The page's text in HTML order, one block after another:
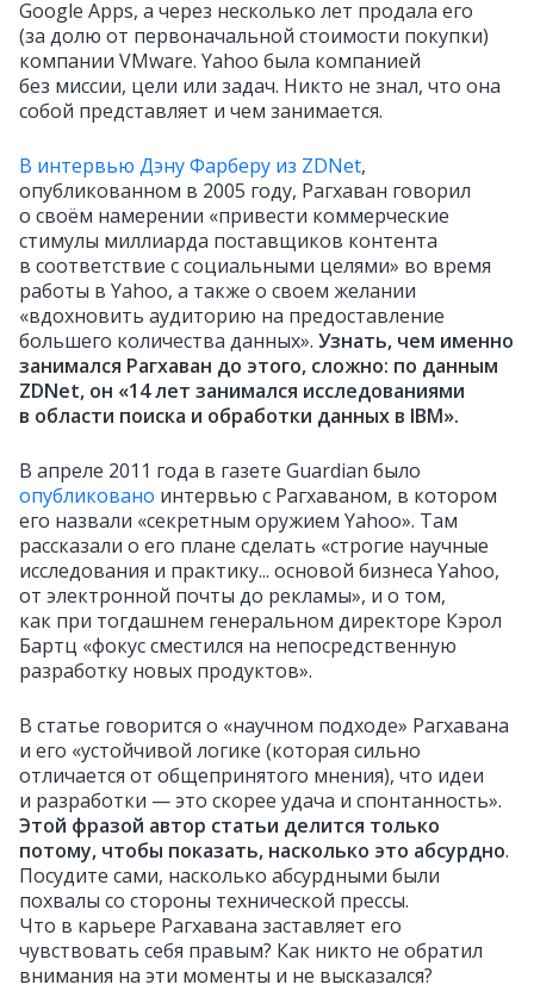
Google Apps, а через несколько лет продала его
(за долю от первоначальной стоимости покупки)
компании VMware. Yahoo была компанией
без миссии, цели или задач. Никто не знал, что она
собой представляет и чем занимается.
В интервью Дэну Фарберу из ZDNet,
опубликованном в 2005 году, Рагхаван говорил
о своём намерении «привести коммерческие
стимулы миллиарда поставщиков контента
в соответствие с социальными целями» во время
работы в Yahoo, а также о своем желании
«вдохновить аудиторию на предоставление
большего количества данных». Узнать, чем именно
занимался Рагхаван до этого, сложно: по данным
ZDNet, он «14 лет занимался исследованиями
в области поиска и обработки данных в IBM».
В апреле 2011 года в газете Guardian было
опубликовано интервью с Рагхаваном, в котором
его назвали «секретным оружием Yahoo». Там
рассказали о его плане сделать «строгие научные
исследования и практику... основой бизнеса Yahoo,
от электронной почты до рекламы», и о том,
как при тогдашнем генеральном директоре Кэрол
Бартц «фокус сместился на непосредственную
разработку новых продуктов».
В статье говорится о «научном подходе» Рагхавана
и его «устойчивой логике (которая сильно
отличается от общепринятого мнения), что идеи
и разработки — это скорее удача и спонтанность».
Этой фразой автор статьи делится только
потому, чтобы показать, насколько это абсурдно.
Посудите сами, насколько абсурдными были
похвалы со стороны технической прессы.
Что в карьере Рагхавана заставляет его
чувствовать себя правым? Как никто не обратил
внимания на эти моменты и не высказался?